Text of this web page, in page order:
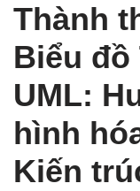
Thành
Biểu đồ
UML:
hình
Kiến